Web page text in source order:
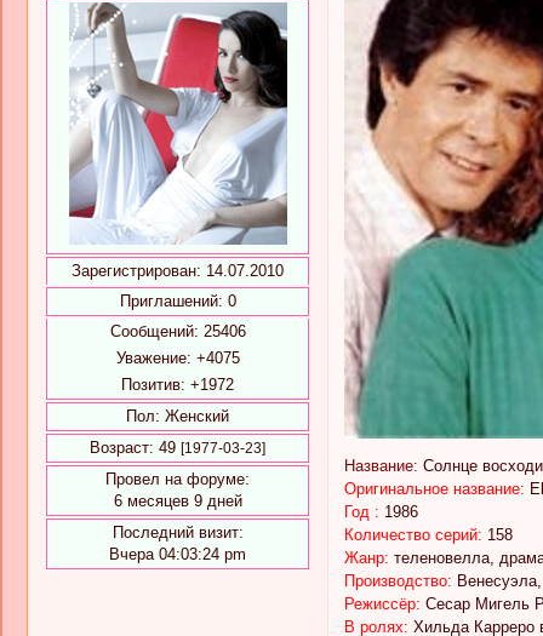
Зарегистрирован: 14.07.2010
Приглашений: 0
Сообщений: 25406
Уважение: +4075
Позитив: +1972
Пол: Женский
Возраст: 49 [1977-03-23]
Провел на форуме:
6 месяцев 9 дней
Последний визит:
Вчера 04:03:24 pm
Название: Солнце
Оригинальное название:
Год : 1986
Количество серий: 158
Жанр: теленовелла,
Производство:
Режиссёр: Сесар Мигель
В ролях: Хильда Карреро